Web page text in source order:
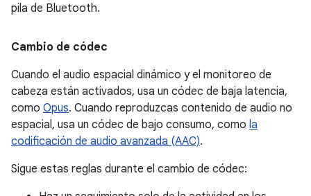
pila de Bluetooth.
Cambio de códec
Cuando el audio espacial dinámico y el monitoreo de
cabeza están activados, usa un códec de baja latencia,
como Opus. Cuando reproduzcas contenido de audio no
espacial, usa un códec de bajo consumo, como la
codificación de audio avanzada (AAC).
Sigue estas reglas durante el cambio de códec: